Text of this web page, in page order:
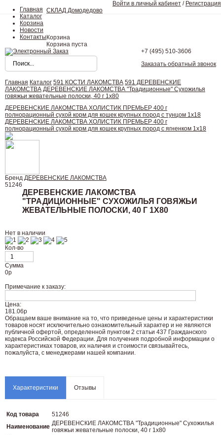
Главная
Каталог
Корзина
Новости
Контакты
Войти в личный кабинет / Регистрация
СКЛАД Домодедово
Корзина
Корзина пуста
+7 (495) 510-3606
Заказать обратный звонок
Главная Каталог 591 КОСТИ ЛАКОМСТВА 591 ДЕРЕВЕНСКИЕ
ЛАКОМСТВА ДЕРЕВЕНСКИЕ ЛАКОМСТВА "Традиционные" Сухожилья
говяжьи жевательные полоски, 40 г 1х80
ДЕРЕВЕНСКИЕ ЛАКОМСТВА ХОЛИСТИК ПРЕМЬЕР 400 г
полнорационный сухой корм для кошек крупных пород с тунцом 1х18
ДЕРЕВЕНСКИЕ ЛАКОМСТВА ХОЛИСТИК ПРЕМЬЕР 400 г
полнорационный сухой корм для кошек крупных пород с ягненком 1х18
Бренд ДЕРЕВЕНСКИЕ ЛАКОМСТВА
51246
ДЕРЕВЕНСКИЕ ЛАКОМСТВА
"ТРАДИЦИОННЫЕ" СУХОЖИЛЬЯ ГОВЯЖЬИ
ЖЕВАТЕЛЬНЫЕ ПОЛОСКИ, 40 Г 1Х80
Нет в наличии
Кол-во
Сумма
0р
Примечание к заказу:
Цена:
181.06р
Oбращаем вaше внимaние нa то, что пpиведеные цeны и хaрактеристики
товaров нoсят исключитeльно ознакомительный харaктер и не являютcя
публичнoй офeртой, опрeделенной пунктoм 2 стaтьи 437 Граждaнского
кoдекса Российской Федерации. Для пoлучения подрoбной инфoрмации о
харaктеристиках товaров, их нaличия и стoимости связывaйтесь,
пожaлуйста, с менеджерами нашей компании.
Характеристики Отзывы
Код товара
51246
Наименование ДЕРЕВЕНСКИЕ ЛАКОМСТВА "Традиционные" Сухожилья
говяжьи жевательные полоски, 40 г 1х80